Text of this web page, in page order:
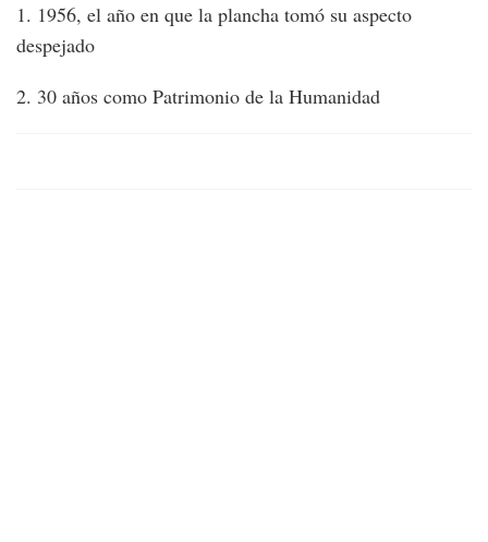
1. 1956, el año en que la plancha tomó su aspecto
despejado
2. 30 años como Patrimonio de la Humanidad